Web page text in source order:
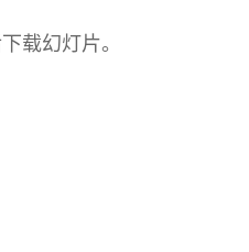
载幻灯片。